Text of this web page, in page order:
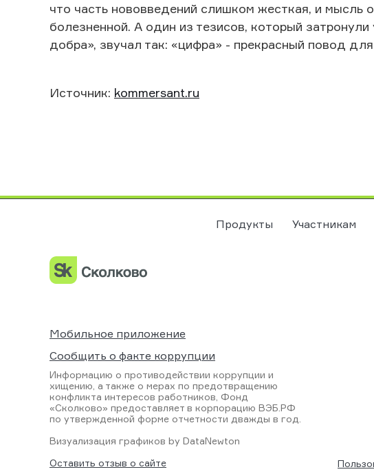
что часть нововведений слишком жесткая, и мысль
болезненной. А один из тезисов, который
добра», звучал так: «цифра» - прекрасный повод
Источник: kommersant.ru
Продукты Участникам
Мобильное приложение
Сообщить о факте коррупции
Информацию о противодействии коррупции и
хищению, а также о мерах по предотвращению
конфликта интересов работников, Фонд
«Сколково» предоставляет в корпорацию ВЭБ.РФ
по утвержденной форме отчетности дважды в год.
Визуализация графиков by DataNewton
Оставить отзыв о сайте